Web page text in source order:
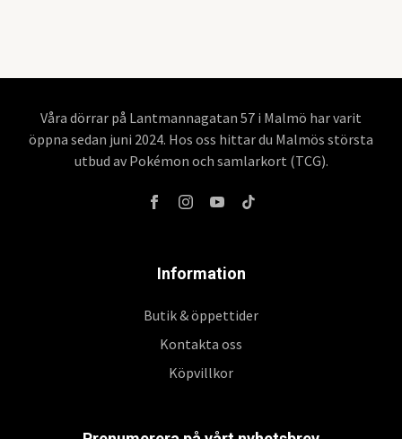
Våra dörrar på Lantmannagatan 57 i Malmö har varit
öppna sedan juni 2024. Hos oss hittar du Malmös största
utbud av Pokémon och samlarkort (TCG).
Information
Butik & öppettider
Kontakta oss
Köpvillkor